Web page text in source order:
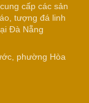
cấp các sản
tượng đá linh
Đà Nẵng
phường Hòa